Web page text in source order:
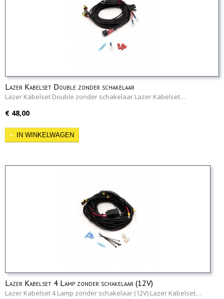
Lazer Kabelset Double zonder schakelaar
Lazer Kabelset Double zonder schakelaar Lazer Kabelset…
€ 48,00
IN WINKELWAGEN
Lazer Kabelset 4 Lamp zonder schakelaar (12V)
Lazer Kabelset 4 Lamp zonder schakelaar (12V) Lazer Kabelset…